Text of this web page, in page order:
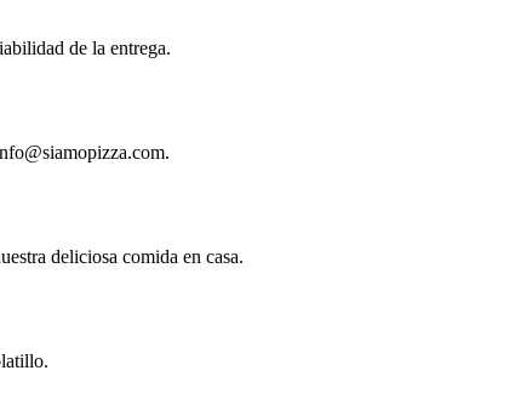
de la entrega.
.
deliciosa comida en casa.